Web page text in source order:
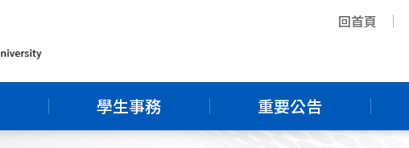
回首頁
學生事務 重要公告